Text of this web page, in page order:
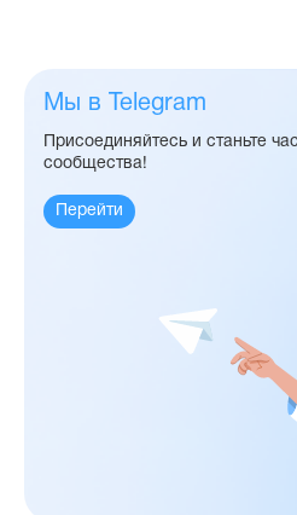
Мы в Telegram
Присоединяйтесь и станьте
сообщества!
Перейти